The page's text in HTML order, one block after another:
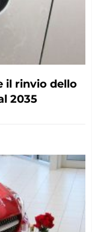
il rinvio dello
2035